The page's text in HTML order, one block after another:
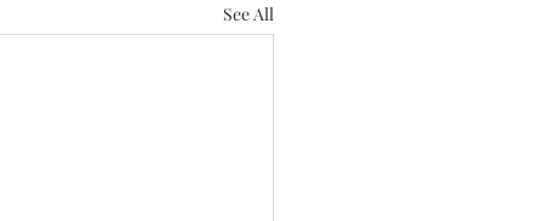
See All